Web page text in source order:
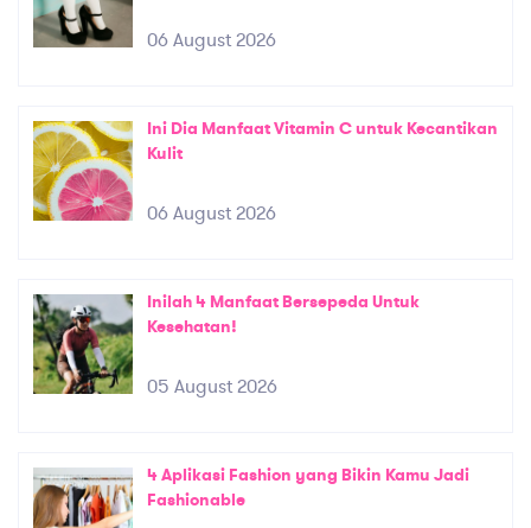
06 August 2026
Ini Dia Manfaat Vitamin C untuk Kecantikan
Kulit
06 August 2026
Inilah 4 Manfaat Bersepeda Untuk
Kesehatan!
05 August 2026
4 Aplikasi Fashion yang Bikin Kamu Jadi
Fashionable